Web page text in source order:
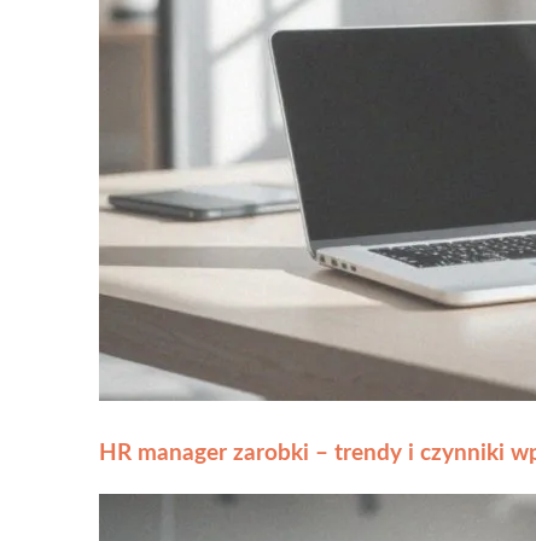
HR manager zarobki – trendy i czynniki